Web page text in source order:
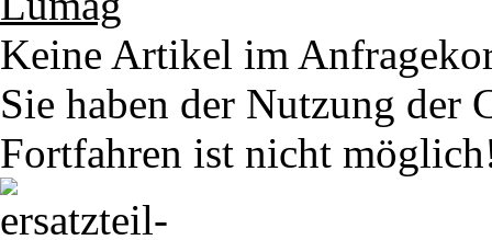
Keine Artikel im
Sie haben der Nutzung der
Fortfahren ist nicht